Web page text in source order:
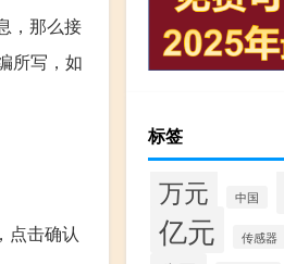
，那么接
所写，如
点击确认
标签
万元 中国
亿元 传感器